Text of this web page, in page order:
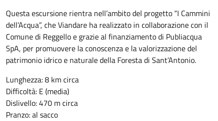
Questa escursione rientra nell’ambito del progetto “I Cammini
dell’Acqua”, che Viandare ha realizzato in collaborazione con il
Comune di Reggello e grazie al finanziamento di Publiacqua
SpA, per promuovere la conoscenza e la valorizzazione del
patrimonio idrico e naturale della Foresta di Sant’Antonio.
Lunghezza: 8 km circa
Difficoltà: E (media)
Dislivello: 470 m circa
Pranzo: al sacco